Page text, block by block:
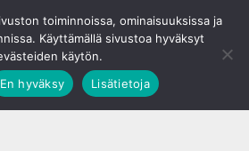
toiminnoissa, ominaisuuksissa ja
Käyttämällä sivustoa hyväksyt
käytön.
En hyväksy Lisätietoja